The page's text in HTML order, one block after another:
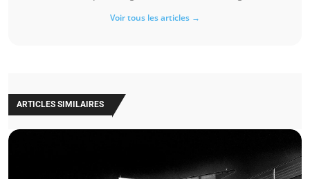
Voir tous les articles →
ARTICLES SIMILAIRES